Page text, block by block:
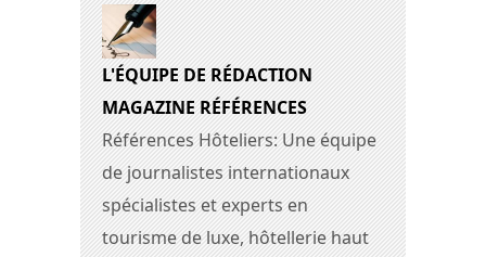
L'ÉQUIPE DE RÉDACTION
MAGAZINE RÉFÉRENCES
Références Hôteliers: Une équipe
de journalistes internationaux
spécialistes et experts en
tourisme de luxe, hôtellerie haut